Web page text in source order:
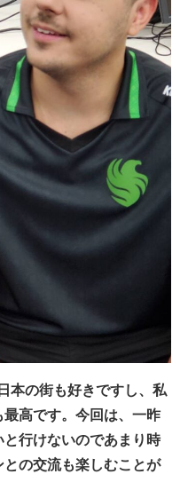
本の街も好きですし、私
高です。今回は、一昨
と行けないのであまり時
の交流も楽しむことが